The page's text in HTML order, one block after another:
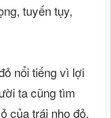
tuyến tụy,
nổi tiếng vì lợi
ta cũng tìm
của trái nho đỏ.